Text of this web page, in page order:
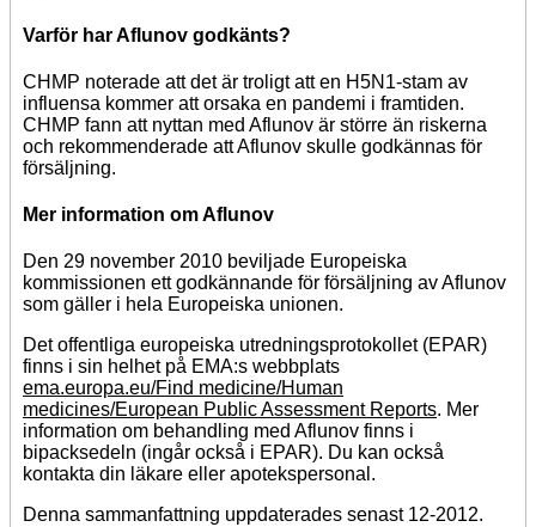
Varför har Aflunov godkänts?
CHMP noterade att det är troligt att en H5N1-stam av
influensa kommer att orsaka en pandemi i framtiden.
CHMP fann att nyttan med Aflunov är större än riskerna
och rekommenderade att Aflunov skulle godkännas för
försäljning.
Mer information om Aflunov
Den 29 november 2010 beviljade Europeiska
kommissionen ett godkännande för försäljning av Aflunov
som gäller i hela Europeiska unionen.
Det offentliga europeiska utredningsprotokollet (EPAR)
finns i sin helhet på EMA:s webbplats
ema.europa.eu/Find medicine/Human
medicines/European Public Assessment Reports. Mer
information om behandling med Aflunov finns i
bipacksedeln (ingår också i EPAR). Du kan också
kontakta din läkare eller apotekspersonal.
Denna sammanfattning uppdaterades senast 12-2012.